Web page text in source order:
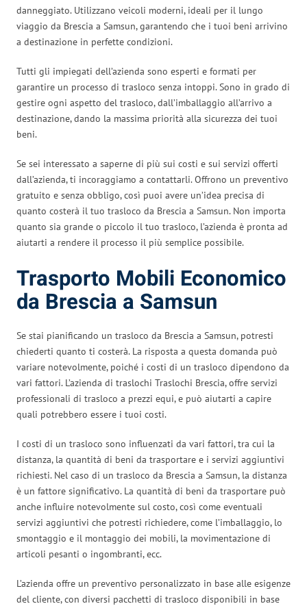
danneggiato. Utilizzano veicoli moderni, ideali per il lungo
viaggio da Brescia a Samsun, garantendo che i tuoi beni arrivino
a destinazione in perfette condizioni.
Tutti gli impiegati dell’azienda sono esperti e formati per
garantire un processo di trasloco senza intoppi. Sono in grado di
gestire ogni aspetto del trasloco, dall’imballaggio all’arrivo a
destinazione, dando la massima priorità alla sicurezza dei tuoi
beni.
Se sei interessato a saperne di più sui costi e sui servizi offerti
dall’azienda, ti incoraggiamo a contattarli. Offrono un preventivo
gratuito e senza obbligo, così puoi avere un’idea precisa di
quanto costerà il tuo trasloco da Brescia a Samsun. Non importa
quanto sia grande o piccolo il tuo trasloco, l’azienda è pronta ad
aiutarti a rendere il processo il più semplice possibile.
Trasporto Mobili Economico
da Brescia a Samsun
Se stai pianificando un trasloco da Brescia a Samsun, potresti
chiederti quanto ti costerà. La risposta a questa domanda può
variare notevolmente, poiché i costi di un trasloco dipendono da
vari fattori. L’azienda di traslochi Traslochi Brescia, offre servizi
professionali di trasloco a prezzi equi, e può aiutarti a capire
quali potrebbero essere i tuoi costi.
I costi di un trasloco sono influenzati da vari fattori, tra cui la
distanza, la quantità di beni da trasportare e i servizi aggiuntivi
richiesti. Nel caso di un trasloco da Brescia a Samsun, la distanza
è un fattore significativo. La quantità di beni da trasportare può
anche influire notevolmente sul costo, così come eventuali
servizi aggiuntivi che potresti richiedere, come l’imballaggio, lo
smontaggio e il montaggio dei mobili, la movimentazione di
articoli pesanti o ingombranti, ecc.
L’azienda offre un preventivo personalizzato in base alle esigenze
del cliente, con diversi pacchetti di trasloco disponibili in base